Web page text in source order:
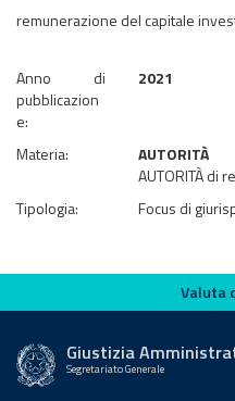
remunerazione del capitale
Anno di
pubblicazion
e:
2021
Materia:
AUTORITÀ di
Tipologia:
Focus di
Valuta questoValuta
Giustizia
Segretariato Generale